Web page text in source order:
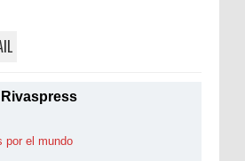
por el mundo